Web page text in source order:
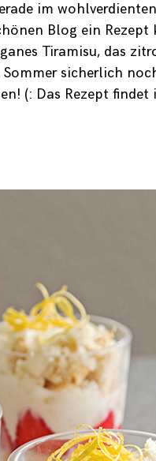
im
Blog ein Rezept
Tiramisu, das
sicherlich
(: Das Rezept findet